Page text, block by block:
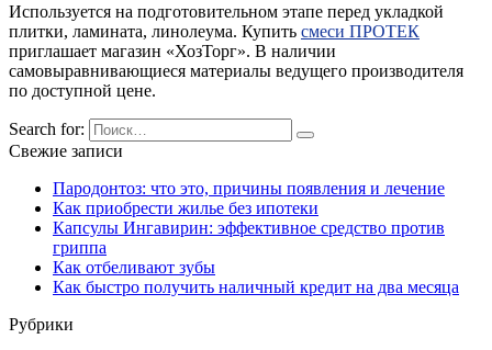
Используется на подготовительном этапе перед укладкой
плитки, ламината, линолеума. Купить смеси ПРОТЕК
приглашает магазин «ХозТорг». В наличии
самовыравнивающиеся материалы ведущего производителя
по доступной цене.
Search for:
Свежие записи
Пародонтоз: что это, причины появления и лечение
Как приобрести жилье без ипотеки
Капсулы Ингавирин: эффективное средство против
гриппа
Как отбеливают зубы
Как быстро получить наличный кредит на два месяца
Рубрики